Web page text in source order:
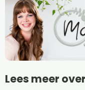
Lees meer